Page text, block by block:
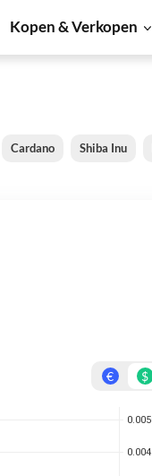
Kopen & Verkopen
Cardano Shiba Inu
€ $